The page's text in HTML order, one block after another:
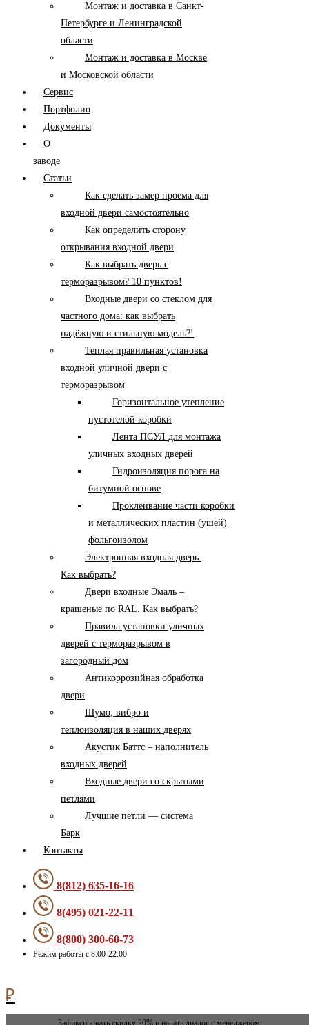
Монтаж и доставка в Санкт-
Петербурге и Ленинградской
области
Монтаж и доставка в Москве
и Московской области
Сервис
Портфолио
Документы
О
заводе
Статьи
Как сделать замер проема для
входной двери самостоятельно
Как определить сторону
открывания входной двери
Как выбрать дверь с
терморазрывом? 10 пунктов!
Входные двери со стеклом для
частного дома: как выбрать
надёжную и стильную модель?!
Теплая правильная установка
входной уличной двери с
терморазрывом
Горизонтальное утепление
пустотелой коробки
Лента ПСУЛ для монтажа
уличных входных дверей
Гидроизоляция порога на
битумной основе
Проклеивание части коробки
и металлических пластин (ушей)
фольгоизолом
Электронная входная дверь.
Как выбрать?
Двери входные Эмаль –
крашеные по RAL. Как выбрать?
Правила установки уличных
дверей с терморазрывом в
загородный дом
Антикоррозийная обработка
двери
Шумо, вибро и
теплоизоляция в наших дверях
Акустик Баттс – наполнитель
входных дверей
Входные двери со скрытыми
петлями
Лучшие петли — система
Барк
Контакты
8(812) 635-16-16
8(495) 021-22-11
8(800) 300-60-73
Режим работы с 8:00-22:00
₽
Зафиксировать скидку 20% и начать диалог с менеджером: